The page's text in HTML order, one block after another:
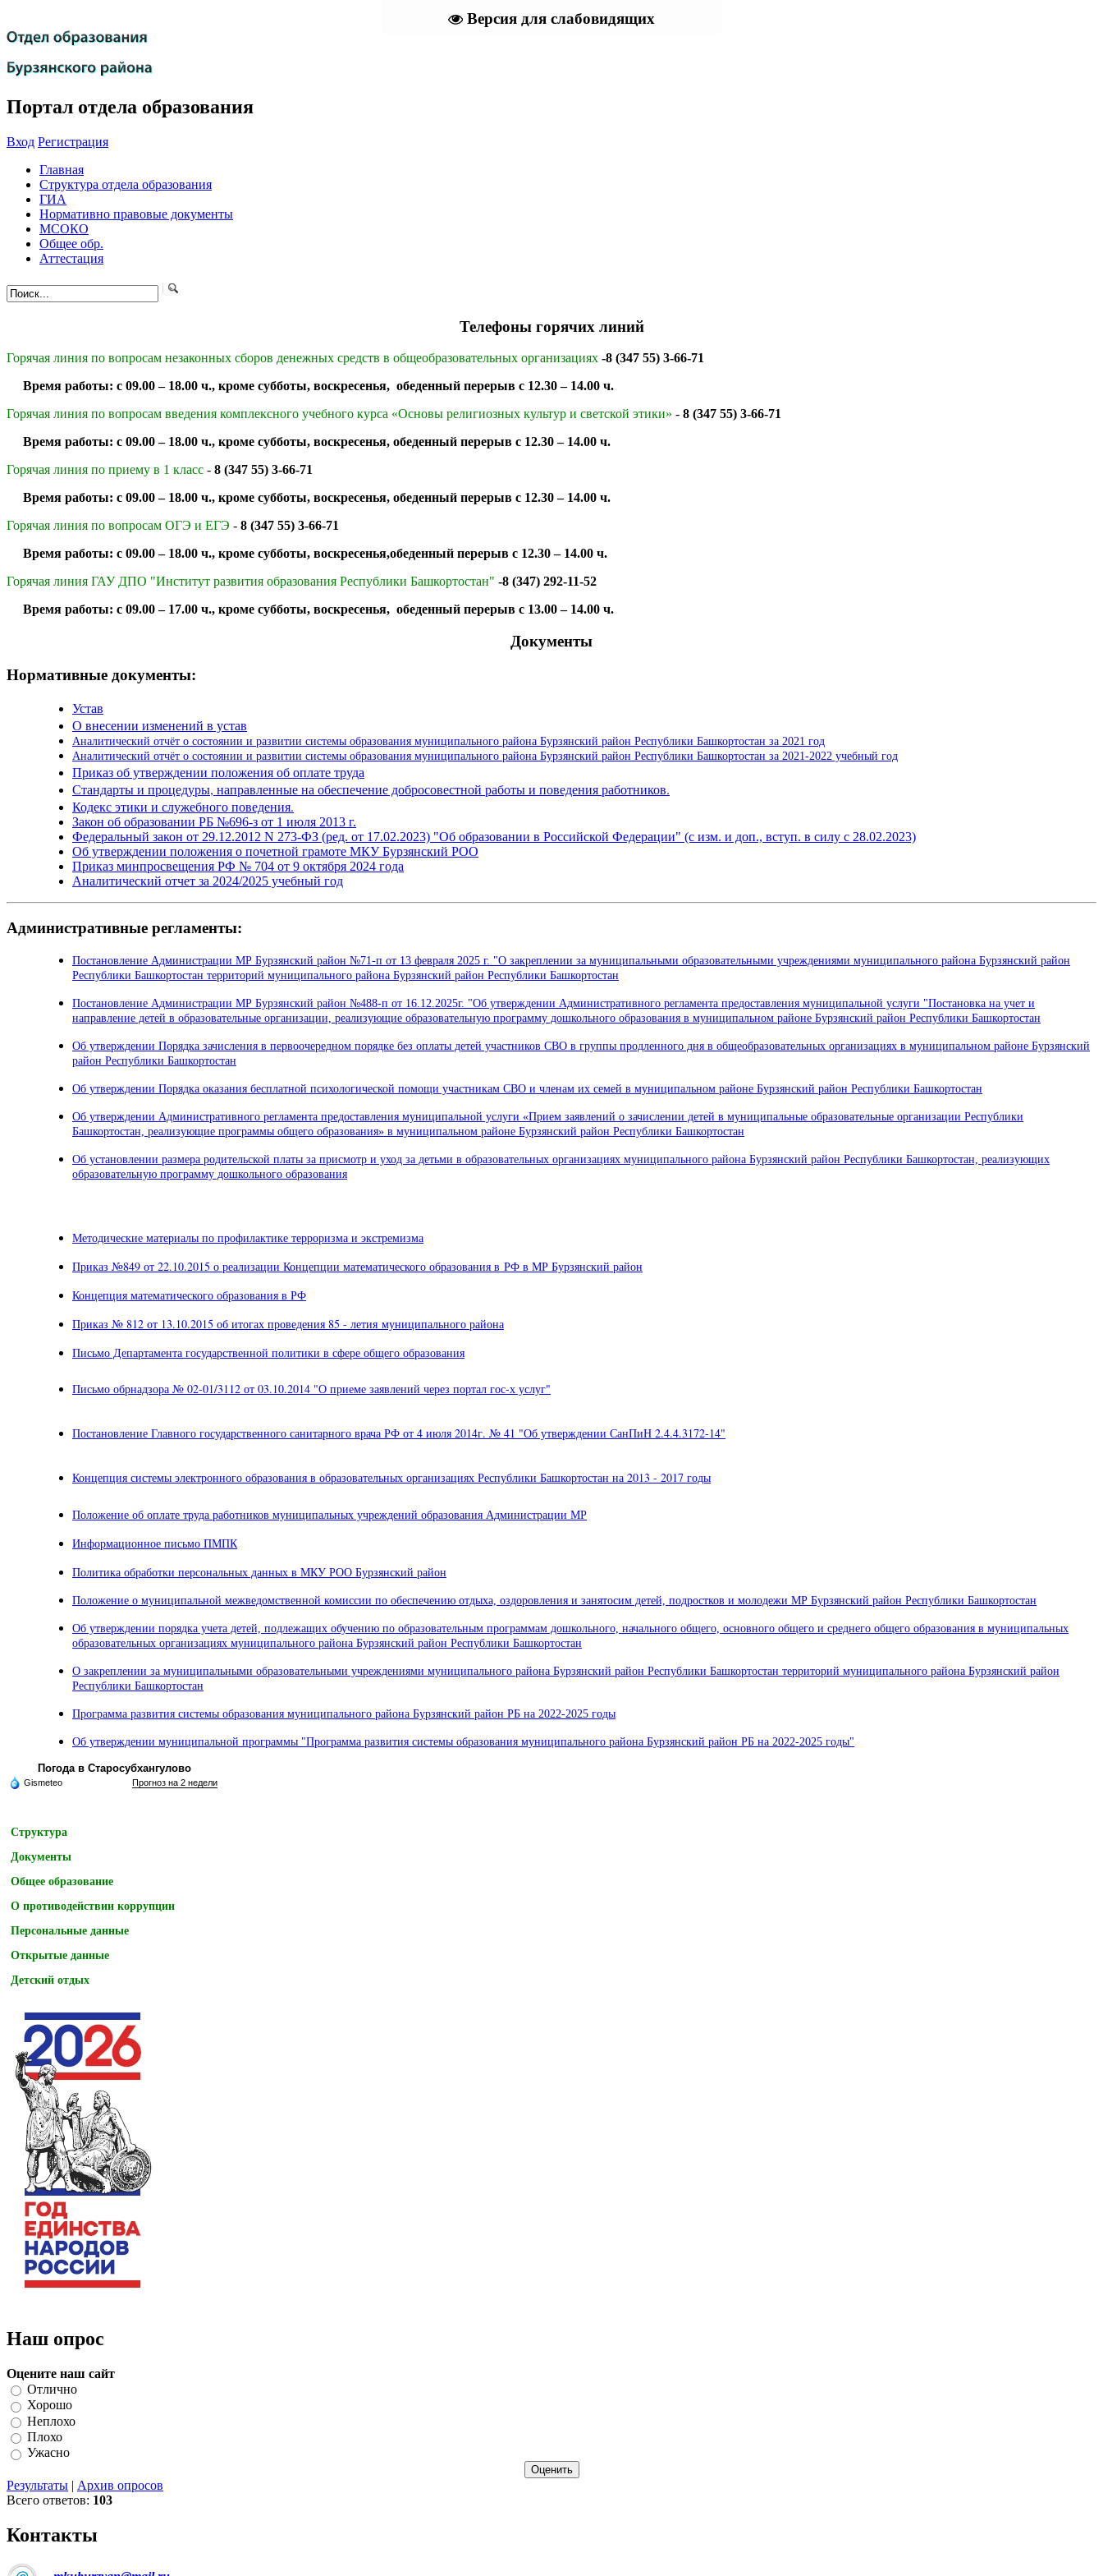
Версия для слабовидящих
Портал отдела образования
Вход Регистрация
Главная
Структура отдела образования
ГИА
Нормативно правовые документы
МСОКО
Общее обр.
Аттестация
Телефоны горячих линий
Горячая линия по вопросам незаконных сборов денежных средств в общеобразовательных организациях -8 (347 55) 3-66-71
Время работы: с 09.00 – 18.00 ч., кроме субботы, воскресенья, обеденный перерыв с 12.30 – 14.00 ч.
Горячая линия по вопросам введения комплексного учебного курса «Основы религиозных культур и светской этики» - 8 (347 55) 3-66-71
Время работы: с 09.00 – 18.00 ч., кроме субботы, воскресенья, обеденный перерыв с 12.30 – 14.00 ч.
Горячая линия по приему в 1 класс - 8 (347 55) 3-66-71
Время работы: с 09.00 – 18.00 ч., кроме субботы, воскресенья, обеденный перерыв с 12.30 – 14.00 ч.
Горячая линия по вопросам ОГЭ и ЕГЭ - 8 (347 55) 3-66-71
Время работы: с 09.00 – 18.00 ч., кроме субботы, воскресенья,обеденный перерыв с 12.30 – 14.00 ч.
Горячая линия ГАУ ДПО "Институт развития образования Республики Башкортостан" -8 (347) 292-11-52
Время работы: с 09.00 – 17.00 ч., кроме субботы, воскресенья, обеденный перерыв с 13.00 – 14.00 ч.
Документы
Нормативные документы:
Устав
О внесении изменений в устав
Аналитический отчёт о состоянии и развитии системы образования муниципального района Бурзянский район Республики Башкортостан за 2021 год
Аналитический отчёт о состоянии и развитии системы образования муниципального района Бурзянский район Республики Башкортостан за 2021-2022 учебный год
Приказ об утверждении положения об оплате труда
Стандарты и процедуры, направленные на обеспечение добросовестной работы и поведения работников.
Кодекс этики и служебного поведения.
Закон об образовании РБ №696-з от 1 июля 2013 г.
Федеральный закон от 29.12.2012 N 273-ФЗ (ред. от 17.02.2023) "Об образовании в Российской Федерации" (с изм. и доп., вступ. в силу с 28.02.2023)
Об утверждении положения о почетной грамоте МКУ Бурзянский РОО
Приказ минпросвещения РФ № 704 от 9 октября 2024 года
Аналитический отчет за 2024/2025 учебный год
Административные регламенты:
Постановление Администрации МР Бурзянский район №71-п от 13 февраля 2025 г. "О закреплении за муниципальными образовательными учреждениями муниципального района Бурзянский район
Республики Башкортостан территорий муниципального района Бурзянский район Республики Башкортостан
Постановление Администрации МР Бурзянский район №488-п от 16.12.2025г. "Об утверждении Административного регламента предоставления муниципальной услуги "Постановка на учет и
направление детей в образовательные организации, реализующие образовательную программу дошкольного образования в муниципальном районе Бурзянский район Республики Башкортостан
Об утверждении Порядка зачисления в первоочередном порядке без оплаты детей участников СВО в группы продленного дня в общеобразовательных организациях в муниципальном районе Бурзянский
район Республики Башкортостан
Об утверждении Порядка оказания бесплатной психологической помощи участникам СВО и членам их семей в муниципальном районе Бурзянский район Республики Башкортостан
Об утверждении Административного регламента предоставления муниципальной услуги «Прием заявлений о зачислении детей в муниципальные образовательные организации Республики
Башкортостан, реализующие программы общего образования» в муниципальном районе Бурзянский район Республики Башкортостан
Об установлении размера родительской платы за присмотр и уход за детьми в образовательных организациях муниципального района Бурзянский район Республики Башкортостан, реализующих
образовательную программу дошкольного образования
Методические материалы по профилактике терроризма и экстремизма
Приказ №849 от 22.10.2015 о реализации Концепции математического образования в РФ в МР Бурзянский район
Концепция математического образования в РФ
Приказ № 812 от 13.10.2015 об итогах проведения 85 - летия муниципального района
Письмо Департамента государственной политики в сфере общего образования
Письмо обрнадзора № 02-01/3112 от 03.10.2014 "О приеме заявлений через портал гос-х услуг"
Постановление Главного государственного санитарного врача РФ от 4 июля 2014г. № 41 "Об утверждении СанПиН 2.4.4.3172-14"
Концепция системы электронного образования в образовательных организациях Республики Башкортостан на 2013 - 2017 годы
Положение об оплате труда работников муниципальных учреждений образования Администрации МР
Информационное письмо ПМПК
Политика обработки персональных данных в МКУ РОО Бурзянский район
Положение о муниципальной межведомственной комиссии по обеспечению отдыха, оздоровления и занятосим детей, подростков и молодежи МР Бурзянский район Республики Башкортостан
Об утверждении порядка учета детей, подлежащих обучению по образовательным программам дошкольного, начального общего, основного общего и среднего общего образования в муниципальных
образовательных организациях муниципального района Бурзянский район Республики Башкортостан
О закреплении за муниципальными образовательными учреждениями муниципального района Бурзянский район Республики Башкортостан территорий муниципального района Бурзянский район
Республики Башкортостан
Программа развития системы образования муниципального района Бурзянский район РБ на 2022-2025 годы
Об утверждении муниципальной программы "Программа развития системы образования муниципального района Бурзянский район РБ на 2022-2025 годы"
Погода в Старосубхангулово
Gismeteo Прогноз на 2 недели
Структура
Документы
Общее образование
О противодействии коррупции
Персональные данные
Открытые данные
Детский отдых
Наш опрос
Оцените наш сайт
Отлично
Хорошо
Неплохо
Плохо
Ужасно
Результаты | Архив опросов
Всего ответов: 103
Контакты